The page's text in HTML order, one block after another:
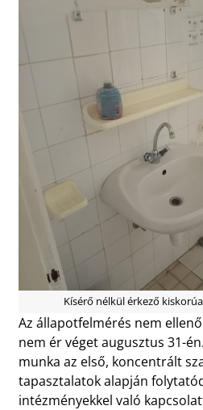
Kísérő nélkül érkező
Az állapotfelmérés nem
nem ér véget augusztus 31-
munka az első, koncentrált
tapasztalatok alapján
intézményekkel való